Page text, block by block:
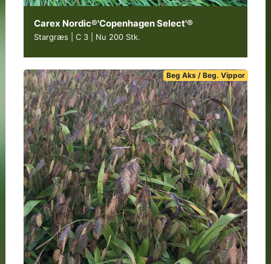
Carex Nordic®'Copenhagen Select'®
Stargræs | C 3 Nu 200 Stk.
Beg Aks / Beg. Vippor